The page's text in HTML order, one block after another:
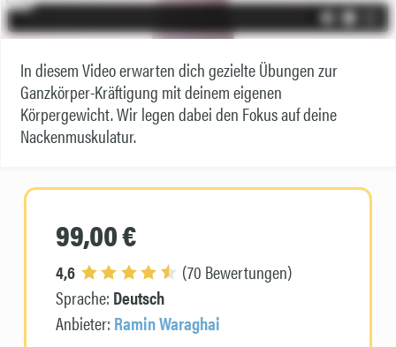
In diesem Video erwarten dich gezielte Übungen zur
Ganzkörper-Kräftigung mit deinem eigenen
Körpergewicht. Wir legen dabei den Fokus auf deine
Nackenmuskulatur.
99,00 €
4,6
(70 Bewertungen)
Sprache: Deutsch
Anbieter: Ramin Waraghai